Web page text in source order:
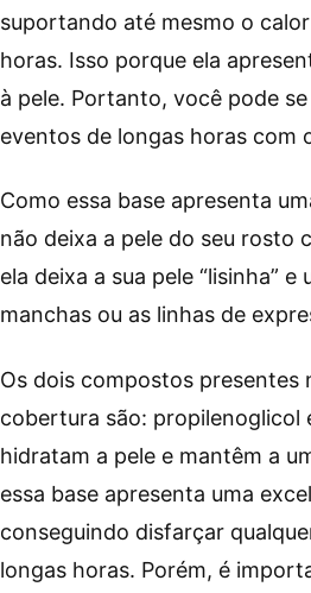
suportando até mesmo o
horas. Isso porque ela
à pele. Portanto, você pode
eventos de longas horas com
Como essa base apresenta
não deixa a pele do seu rosto
ela deixa a sua pele “lisinha”
manchas ou as linhas de
Os dois compostos presentes
cobertura são: propilenoglicol
hidratam a pele e mantêm a
essa base apresenta uma
conseguindo disfarçar
longas horas. Porém, é